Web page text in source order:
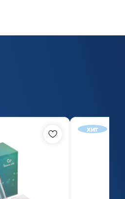
хит